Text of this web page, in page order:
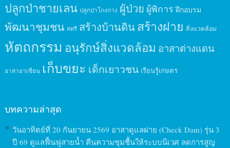
ปลูกป่าชายเลน ปลูกป่าโกงกาง ผู้ป่วย ผู้พิการ ฝึกอบรม
พัฒนาชุมชน สตรี สร้างบ้านดินสร้างฝาย สิ่งแวดล้อม
หัตถกรรม อนุรักษ์สิ่งแวดล้อม อาสาต่างแดน
อาสาอาเซียน เก็บขยะ เด็กเยาวชน เรียนรู้เกษตร
บทความล่าสุด
วันอาทิตย์ที่ 20 กันยายน 2569 อาสาดูแลฝาย (Check Dam) รุ่น 3
ปี 69 ดูแลฟื้นฟูสายน้ำ คืนความชุมชื้นให้ระบบนิเวศ ลดการสูญ